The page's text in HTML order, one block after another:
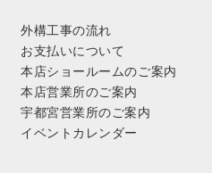
外構工事の流れ
お支払いについて
本店ショールームのご案内
本店営業所のご案内
宇都宮営業所のご案内
イベントカレンダー